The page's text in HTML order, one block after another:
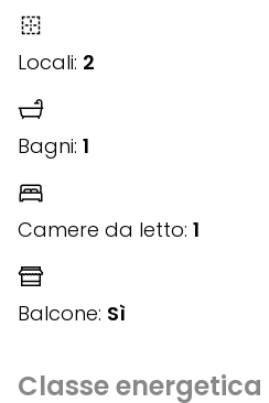
Locali: 2
Bagni: 1
Camere da letto: 1
Balcone: Sì
Classe energetica